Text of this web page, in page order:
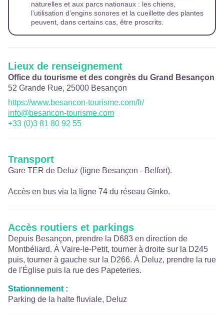
naturelles et aux parcs nationaux : les chiens,
l’utilisation d’engins sonores et la cueillette des plantes
peuvent, dans certains cas, être proscrits.
Lieux de renseignement
Office du tourisme et des congrès du Grand Besançon
52 Grande Rue, 25000 Besançon
https://www.besancon-tourisme.com/fr/
info@besancon-tourisme.com
+33 (0)3 81 80 92 55
Transport
Gare TER de Deluz (ligne Besançon - Belfort).
Accès en bus via la ligne 74 du réseau Ginko.
Accès routiers et parkings
Depuis Besançon, prendre la D683 en direction de
Montbéliard. À Vaire-le-Petit, tourner à droite sur la D245
puis, tourner à gauche sur la D266. À Deluz, prendre la rue
de l'Église puis la rue des Papeteries.
Stationnement :
Parking de la halte fluviale, Deluz